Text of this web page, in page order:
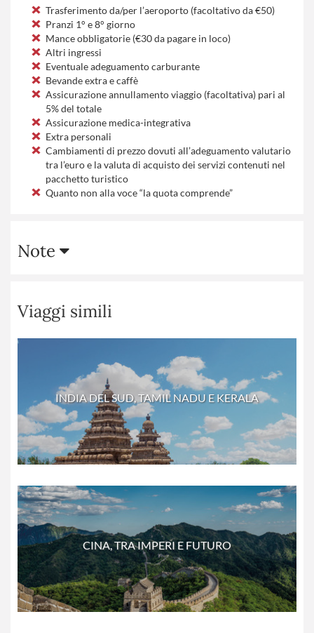
Trasferimento da/per l’aeroporto (facoltativo da €50)
Pranzi 1° e 8° giorno
Mance obbligatorie (€30 da pagare in loco)
Altri ingressi
Eventuale adeguamento carburante
Bevande extra e caffè
Assicurazione annullamento viaggio (facoltativa) pari al
5% del totale
Assicurazione medica-integrativa
Extra personali
Cambiamenti di prezzo dovuti all’adeguamento valutario
tra l’euro e la valuta di acquisto dei servizi contenuti nel
pacchetto turistico
Quanto non alla voce “la quota comprende”
Note
Viaggi simili
INDIA DEL SUD, TAMIL NADU E KERALA
CINA, TRA IMPERI E FUTURO